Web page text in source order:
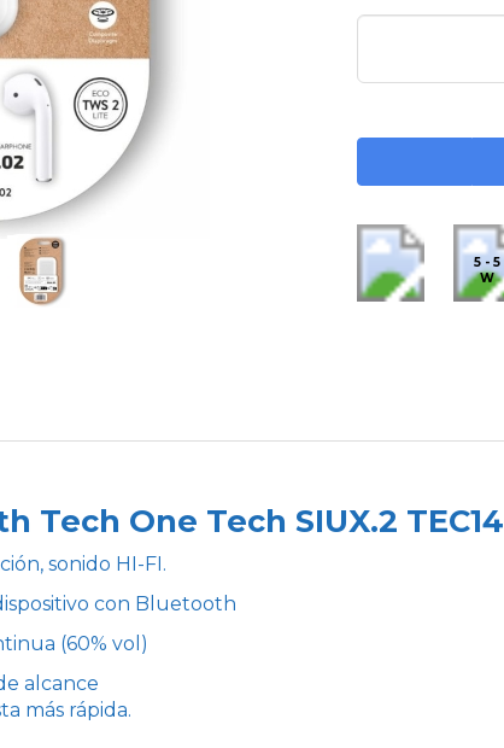
5 - 5
W
Tech One Tech SIUX.2
sonido HI-FI.
con Bluetooth
(60% vol)
alcance
más rápida.